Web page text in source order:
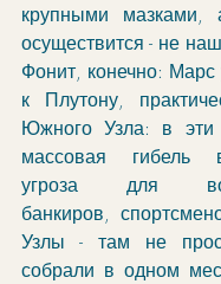
крупными
осуществится - не
Фонит, конечно:
к Плутону,
Южного Узла: в
массовая гибель
угроза для
банкиров,
Узлы - там не
собрали в одном